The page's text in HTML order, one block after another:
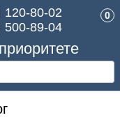
120-80-02
500-89-04
0